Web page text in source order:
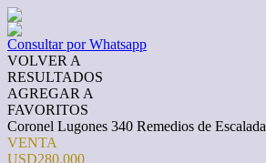
Consultar por Whatsapp
VOLVER A
RESULTADOS
AGREGAR A
FAVORITOS
Coronel Lugones 340 Remedios de Escalada
VENTA
USD280.000